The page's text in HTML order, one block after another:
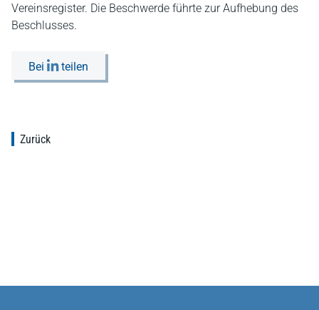
Vereinsregister. Die Beschwerde führte zur Aufhebung des
Beschlusses.
Bei teilen
Zurück